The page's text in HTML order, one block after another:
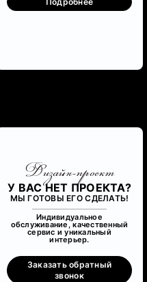
Дизайн-проект
У ВАС НЕТ ПРОЕКТА?
МЫ ГОТОВЫ ЕГО СДЕЛАТЬ!
Индивидуальное
обслуживание, качественный
сервис и уникальный
интерьер.
Заказать обратный
звонок